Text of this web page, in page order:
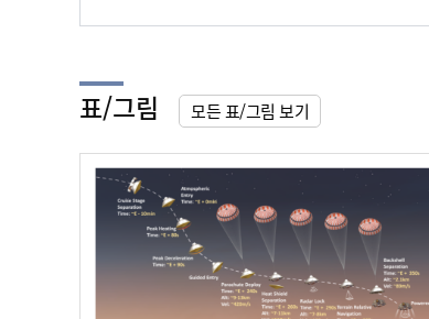
표/그림 모든 표/그림 보기